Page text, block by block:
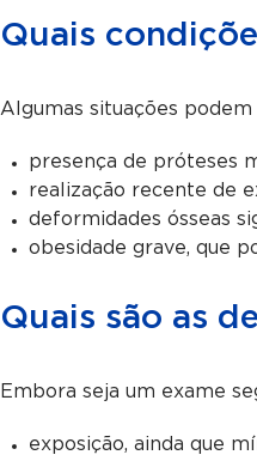
Quais
Algumas situações
presença de próteses
realização recente de
deformidades ósseas
obesidade grave, que
Quais são as
Embora seja um exame
exposição, ainda que